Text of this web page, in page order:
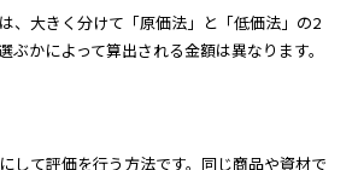
、大きく分けて「原価法」と「低価法」の2
ぶかによって算出される金額は異なります。
して評価を行う方法です。同じ商品や資材で